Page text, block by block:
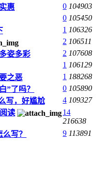
惠
0 104903
0 105450
1 106326
2 106511
姿多彩
2 107608
1 106129
之恶
1 188268
”了吗？
0 105890
写，好尴尬
4 109327
读
14
216638
写？
9 113891